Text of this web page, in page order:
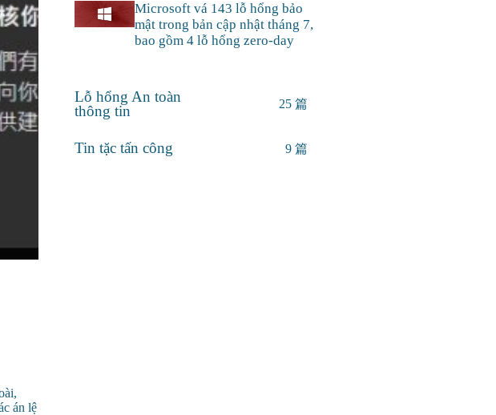
án lệ
Microsoft vá 143 lỗ hổng bảo
mật trong bản cập nhật tháng 7,
bao gồm 4 lỗ hổng zero-day
Lỗ hổng An toàn
thông tin
25 篇
Tin tặc tấn công 9 篇